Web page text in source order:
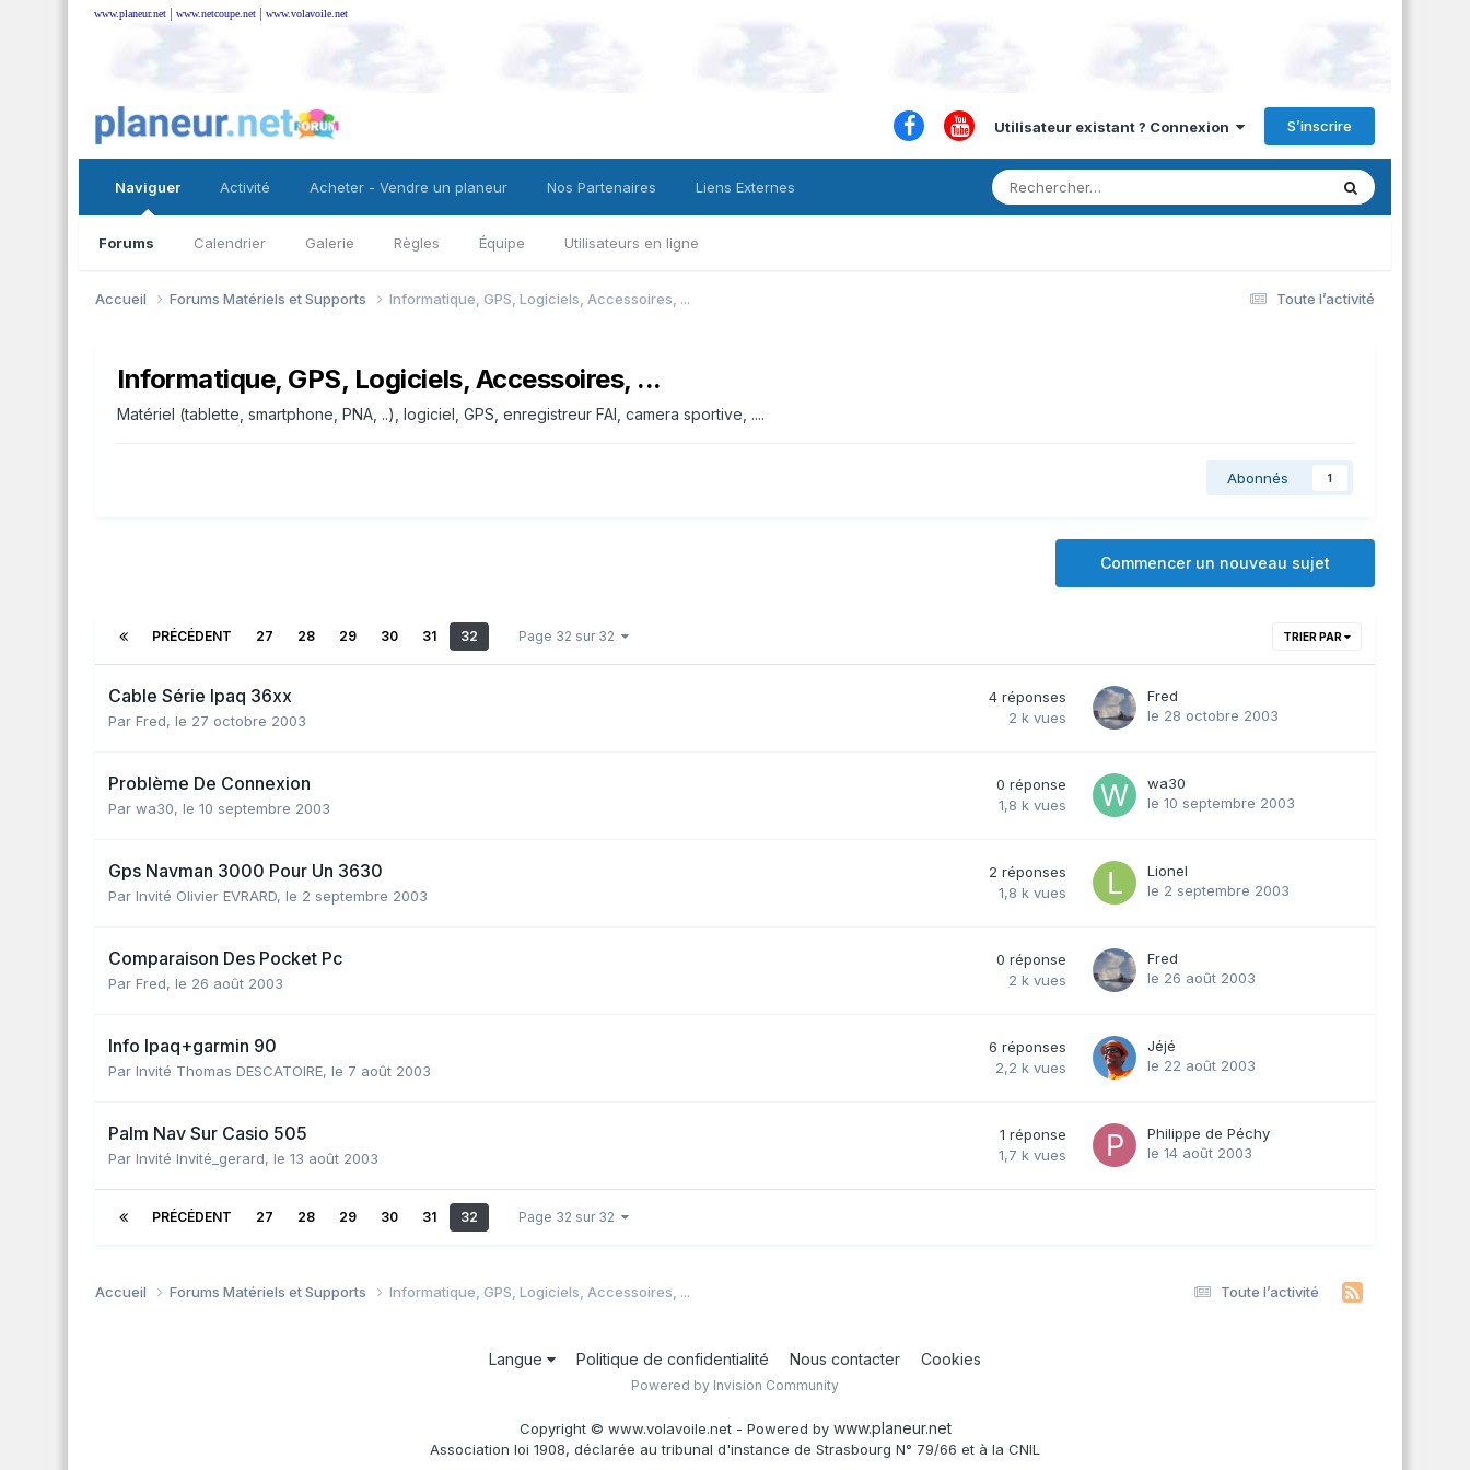
www.planeur.net | www.netcoupe.net | www.volavoile.net
Utilisateur existant ? Connexion S’inscrire
Naviguer
Forums Calendrier Galerie Règles Équipe Utilisateurs en ligne
Activité Acheter - Vendre un planeur Nos Partenaires Liens Externes
Toute l’activité
Accueil Forums Matériels et Supports Informatique, GPS, Logiciels, Accessoires, ...
Informatique, GPS, Logiciels, Accessoires, ...
Matériel (tablette, smartphone, PNA, ..), logiciel, GPS, enregistreur FAI, camera sportive, ....
Abonnés 1
Commencer un nouveau sujet
TRIER PAR
PRÉCÉDENT 27 28 29 30 31 32 Page 32 sur 32
Cable Série Ipaq 36xx
Par Fred, le 27 octobre 2003
4 réponses
2 k vues
Fred
le 28 octobre 2003
Problème De Connexion
Par wa30, le 10 septembre 2003
0 réponse
1,8 k vues
wa30
le 10 septembre 2003
Gps Navman 3000 Pour Un 3630
Par Invité Olivier EVRARD, le 2 septembre 2003
2 réponses
1,8 k vues
Lionel
le 2 septembre 2003
Comparaison Des Pocket Pc
Par Fred, le 26 août 2003
0 réponse
2 k vues
Fred
le 26 août 2003
Info Ipaq+garmin 90
Par Invité Thomas DESCATOIRE, le 7 août 2003
6 réponses
2,2 k vues
Jéjé
le 22 août 2003
Palm Nav Sur Casio 505
Par Invité Invité_gerard, le 13 août 2003
1 réponse
1,7 k vues
Philippe de Péchy
le 14 août 2003
PRÉCÉDENT 27 28 29 30 31 32 Page 32 sur 32
Toute l’activité
Accueil Forums Matériels et Supports Informatique, GPS, Logiciels, Accessoires, ...
Langue Politique de confidentialité Nous contacter Cookies
Powered by Invision Community
Copyright © www.volavoile.net - Powered by www.planeur.net
Association loi 1908, déclarée au tribunal d'instance de Strasbourg N° 79/66 et à la CNIL